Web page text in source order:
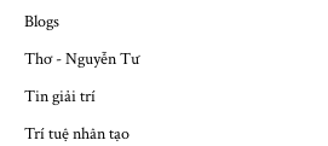
Blogs
Thơ - Nguyễn Tư
Tin giải trí
Trí tuệ nhân tạo